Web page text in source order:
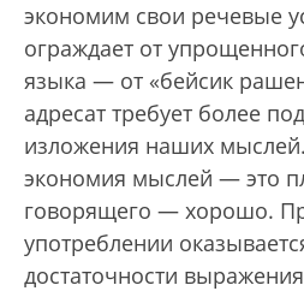
экономим свои речевые
ограждает от
языка — от «бейсик
адресат требует более
изложения наших
экономия мыслей — это
говорящего — хорошо.
употреблении
достаточности